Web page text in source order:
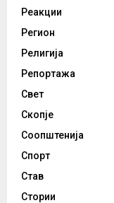
Реакции
Регион
Религија
Репортажа
Свет
Скопје
Соопштенија
Спорт
Став
Стории